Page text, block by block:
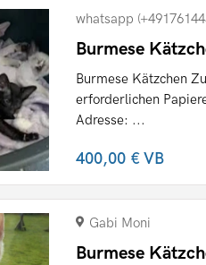
whatsapp
Burmese
Burmese Kätzchen
erforderlichen
Adresse: ...
400,00 €VB
Gabi Moni
Burmese